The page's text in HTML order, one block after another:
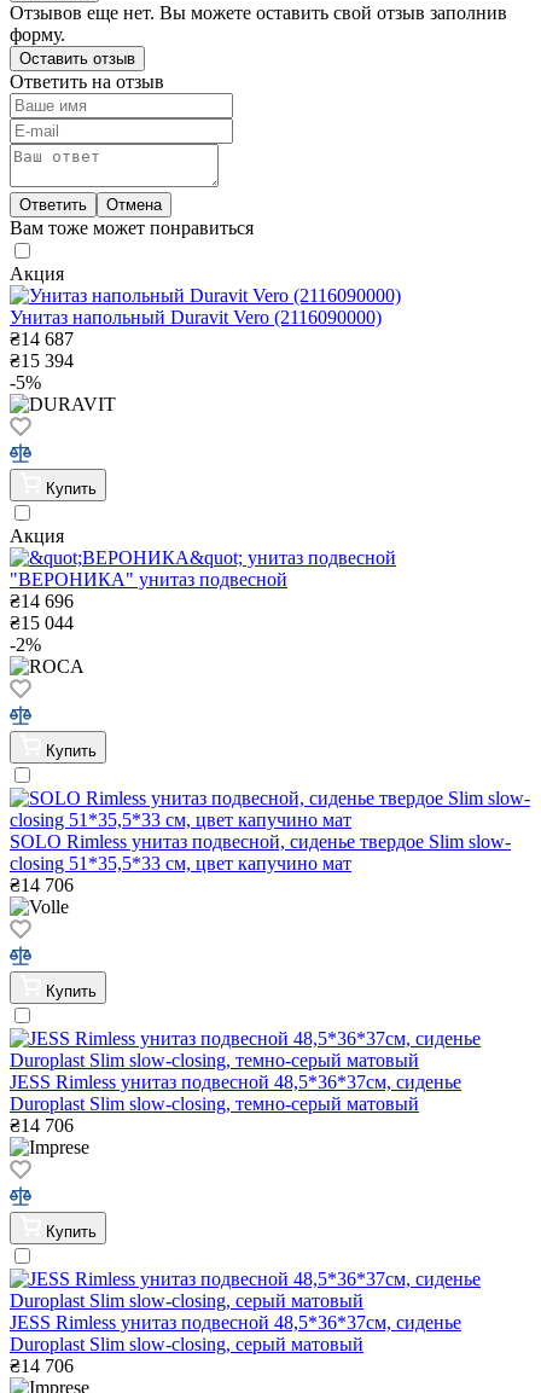
Отзывов еще нет. Вы можете оставить свой отзыв заполнив
форму.
Оставить отзыв
Ответить на отзыв
Ответить Отмена
Вам тоже может понравиться
Акция
Унитаз напольный Duravit Vero (2116090000)
₴14 687
₴15 394
-5%
Купить
Акция
"ВЕРОНИКА" унитаз подвесной
₴14 696
₴15 044
-2%
Купить
SOLO Rimless унитаз подвесной, сиденье твердое Slim slow-
closing 51*35,5*33 см, цвет капучино мат
₴14 706
Купить
JESS Rimless унитаз подвесной 48,5*36*37см, сиденье
Duroplast Slim slow-closing, темно-серый матовый
₴14 706
Купить
JESS Rimless унитаз подвесной 48,5*36*37см, сиденье
Duroplast Slim slow-closing, серый матовый
₴14 706